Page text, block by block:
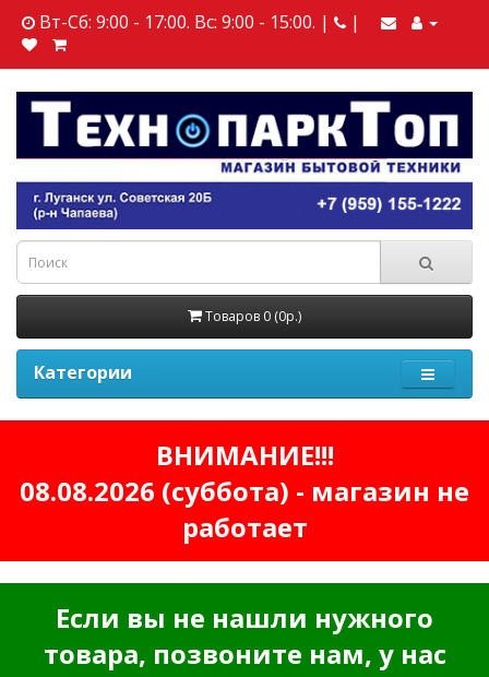
Вт-Сб: 9:00 - 17:00. Вс: 9:00 - 15:00. | |
Товаров 0 (0р.)
Категории
ВНИМАНИЕ!!!
08.08.2026 (суббота) - магазин не
работает
Если вы не нашли нужного
товара, позвоните нам, у нас